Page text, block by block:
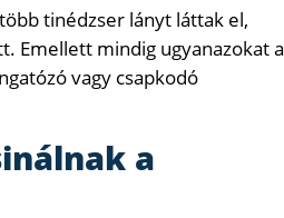
tinédzser lányt láttak el,
Emellett mindig ugyanazokat a
vagy csapkodó
a